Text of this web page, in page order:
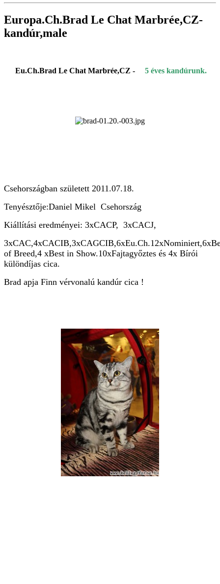
Europa.Ch.Brad Le Chat Marbrée,CZ-
kandúr,male
Eu.Ch.Brad Le Chat Marbrée,CZ - 5 éves kandúrunk.
Csehországban született 2011.07.18.
Tenyésztője:Daniel Mikel Csehország
Kiállítási eredményei: 3xCACP, 3xCACJ,
of Breed,4 xBest in Show.10xFajtagyőztes és 4x Bírói
különdíjas cica.
Brad apja Finn vérvonalú kandúr cica !